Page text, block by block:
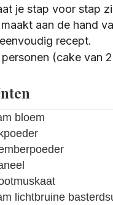
je stap voor stap
aan de hand
recept.
personen (cake van
bloem
lichtbruine